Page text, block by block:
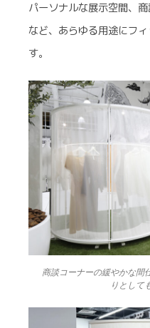
パーソナルな展示空間、
など、あらゆる用途にフ
す。
商談コーナーの緩やかな間
りとして